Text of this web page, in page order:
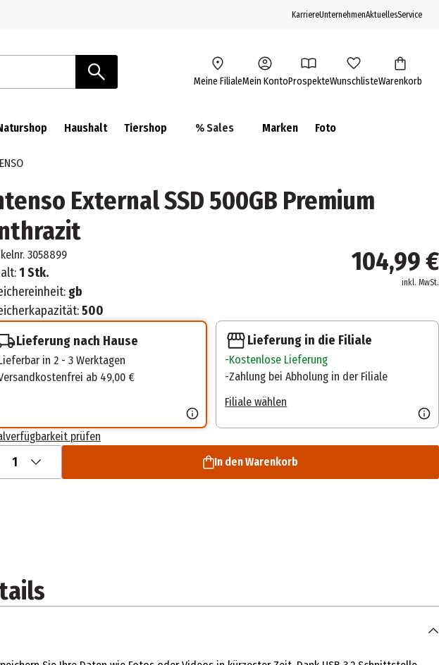
KarriereUnternehmenAktuellesService
Meine FilialeMein KontoProspekteWunschlisteWarenkorb
Haushalt Tiershop % Sales Marken Foto
External SSD 500GB Premium
3058899
1 Stk.
gb
500
104,99 €
inkl. MwSt.
Lieferung nach Hause
in 2 - 3 Werktagen
ab 49,00 €
Lieferung in die Filiale
Kostenlose Lieferung
Zahlung bei Abholung in der Filiale
Filiale wählen
prüfen
1 In den Warenkorb